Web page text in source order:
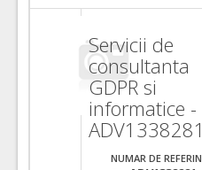
Servicii de
consultanta
GDPR si
informatice -
ADV1338281
NUMAR DE REFERIN